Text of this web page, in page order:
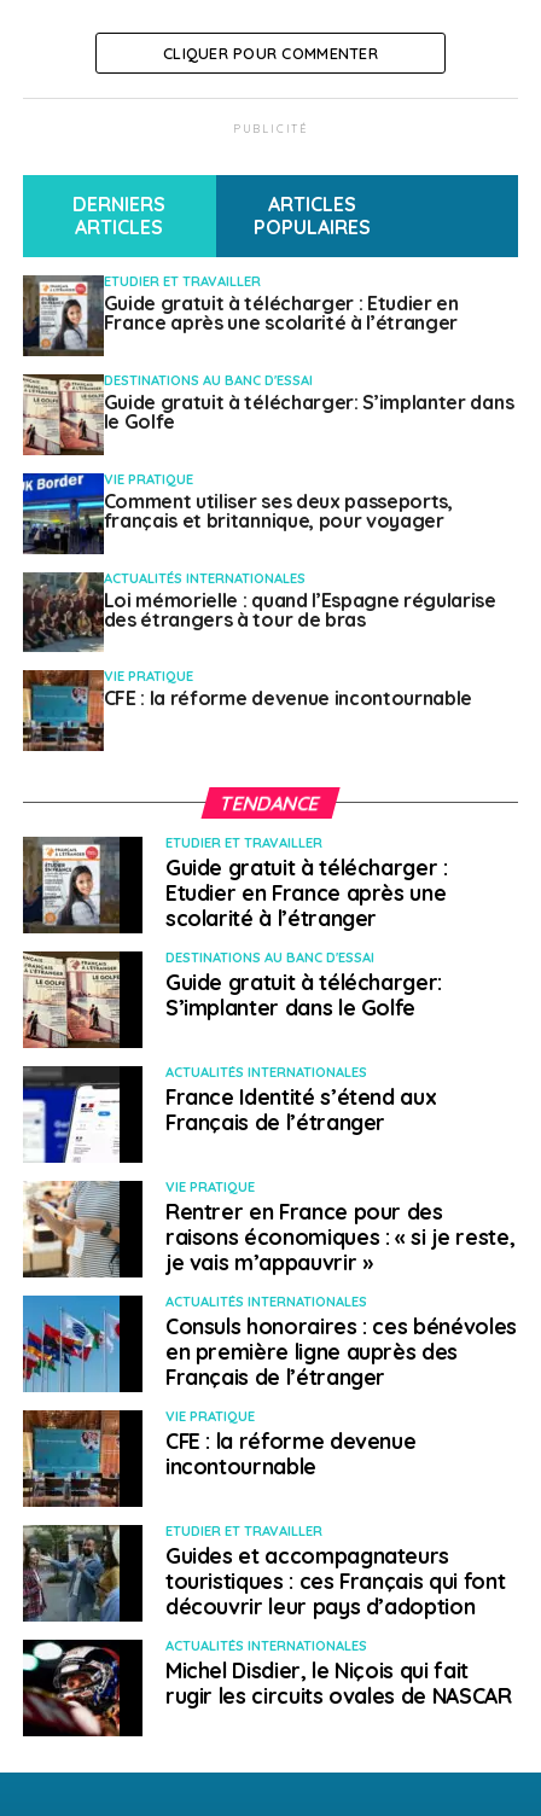
10 raisons de choisir le Ghana selon CCI France
International
CLIQUER POUR COMMENTER
PUBLICITÉ
DERNIERS
ARTICLES
ARTICLES
POPULAIRES
ETUDIER ET TRAVAILLER
Guide gratuit à télécharger : Etudier en
France après une scolarité à l’étranger
DESTINATIONS AU BANC D'ESSAI
Guide gratuit à télécharger: S’implanter dans
le Golfe
VIE PRATIQUE
Comment utiliser ses deux passeports,
français et britannique, pour voyager
ACTUALITÉS INTERNATIONALES
Loi mémorielle : quand l’Espagne régularise
des étrangers à tour de bras
VIE PRATIQUE
CFE : la réforme devenue incontournable
TENDANCE
ETUDIER ET TRAVAILLER
Guide gratuit à télécharger :
Etudier en France après une
scolarité à l’étranger
DESTINATIONS AU BANC D'ESSAI
Guide gratuit à télécharger:
S’implanter dans le Golfe
ACTUALITÉS INTERNATIONALES
France Identité s’étend aux
Français de l’étranger
VIE PRATIQUE
Rentrer en France pour des
raisons économiques : « si je reste,
je vais m’appauvrir »
ACTUALITÉS INTERNATIONALES
Consuls honoraires : ces bénévoles
en première ligne auprès des
Français de l’étranger
VIE PRATIQUE
CFE : la réforme devenue
incontournable
ETUDIER ET TRAVAILLER
Guides et accompagnateurs
touristiques : ces Français qui font
découvrir leur pays d’adoption
ACTUALITÉS INTERNATIONALES
Michel Disdier, le Niçois qui fait
rugir les circuits ovales de NASCAR